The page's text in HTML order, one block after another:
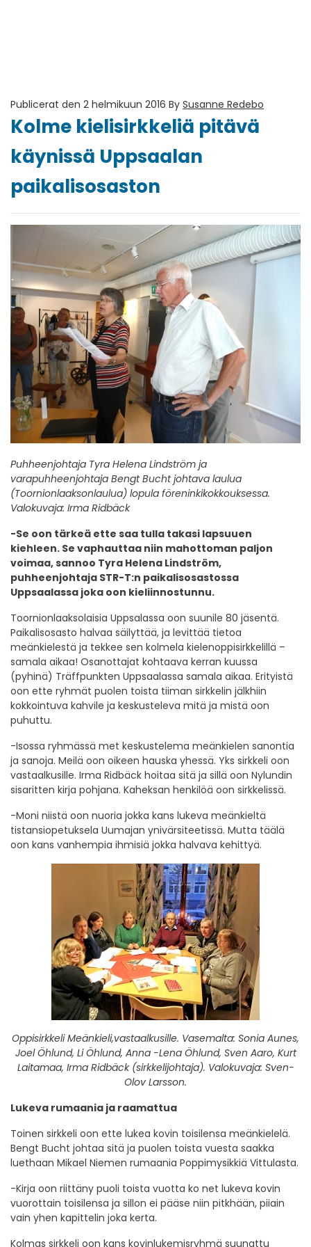
Publicerat den 2 helmikuun 2016 By Susanne Redebo
Kolme kielisirkkeliä pitävä
käynissä Uppsaalan
paikalisosaston
Puhheenjohtaja Tyra Helena Lindström ja
varapuhheenjohtaja Bengt Bucht johtava laulua
(Toornionlaaksonlaulua) lopula föreninkikokkouksessa.
Valokuvaja: Irma Ridbäck
-Se oon tärkeä ette saa tulla takasi lapsuuen
kiehleen. Se vaphauttaa niin mahottoman paljon
voimaa, sannoo Tyra Helena Lindström,
puhheenjohtaja STR-T:n paikalisosastossa
Uppsaalassa joka oon kieliinnostunnu.
Toornionlaaksolaisia Uppsalassa oon suunile 80 jäsentä.
Paikalisosasto halvaa säilyttää, ja levittää tietoa
meänkielestä ja tekkee sen kolmela kielenoppisirkkelillä –
samala aikaa! Osanottajat kohtaava kerran kuussa
(pyhinä) Träffpunkten Uppsaalassa samala aikaa. Erityistä
oon ette ryhmät puolen toista tiiman sirkkelin jälkhiin
kokkointuva kahvile ja keskusteleva mitä ja mistä oon
puhuttu.
-Isossa ryhmässä met keskustelema meänkielen sanontia
ja sanoja. Meilä oon oikeen hauska yhessä. Yks sirkkeli oon
vastaalkusille. Irma Ridbäck hoitaa sitä ja sillä oon Nylundin
sisaritten kirja pohjana. Kaheksan henkilöä oon sirkkelissä.
-Moni niistä oon nuoria jokka kans lukeva meänkieltä
tistansiopetuksela Uumajan ynivärsiteetissä. Mutta täälä
oon kans vanhempia ihmisiä jokka halvava kehittyä.
Oppisirkkeli Meänkieli,vastaalkusille. Vasemalta: Sonia Aunes,
Joel Öhlund, Li Öhlund, Anna -Lena Öhlund, Sven Aaro, Kurt
Laitamaa, Irma Ridbäck (sirkkelijohtaja). Valokuvaja: Sven-
Olov Larsson.
Lukeva rumaania ja raamattua
Toinen sirkkeli oon ette lukea kovin toisilensa meänkielelä.
Bengt Bucht johtaa sitä ja puolen toista vuesta saakka
luethaan Mikael Niemen rumaania Poppimysikkiä Vittulasta.
-Kirja oon riittäny puoli toista vuotta ko net lukeva kovin
vuorottain toisilensa ja sillon ei pääse niin pitkhään, piiain
vain yhen kapittelin joka kerta.
Kolmas sirkkeli oon kans kovinlukemisryhmä suunattu